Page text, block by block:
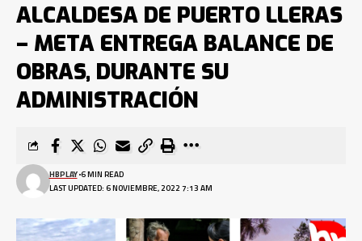
ALCALDESA DE PUERTO LLERAS
– META ENTREGA BALANCE DE
OBRAS, DURANTE SU
ADMINISTRACIÓN
LAST UPDATED: 6 NOVIEMBRE, 2022 7:13 AM
HBPLAY 6 MIN READ